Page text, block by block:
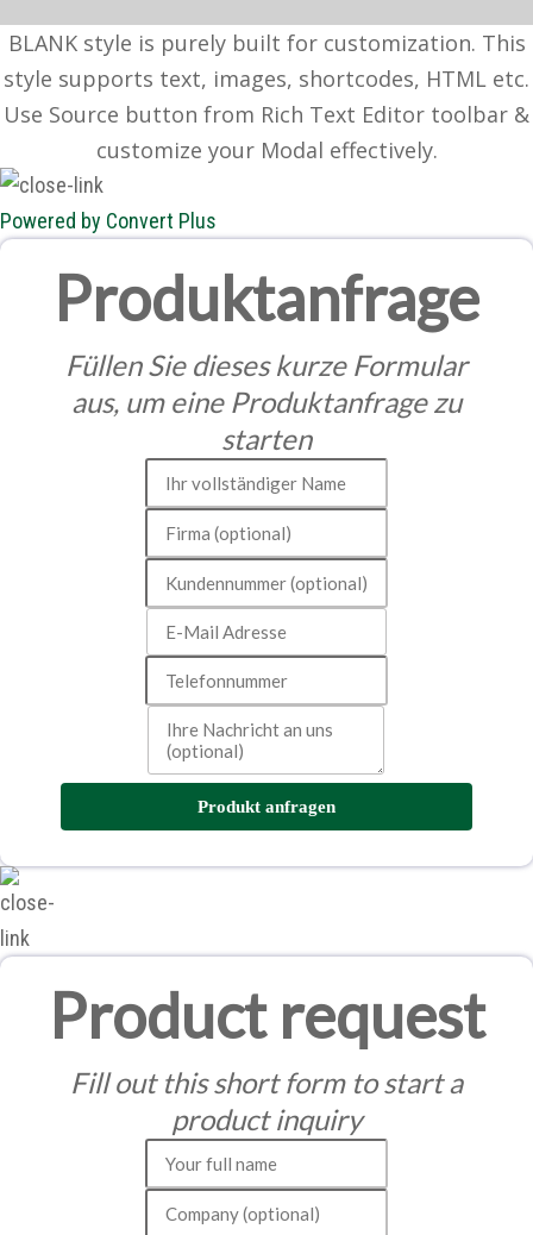
BLANK style is purely built for customization. This
style supports text, images, shortcodes, HTML etc.
Use Source button from Rich Text Editor toolbar &
customize your Modal effectively.
Powered by Convert Plus
Produktanfrage
Füllen Sie dieses kurze Formular
aus, um eine Produktanfrage zu
starten
Produkt anfragen
Product request
Fill out this short form to start a
product inquiry